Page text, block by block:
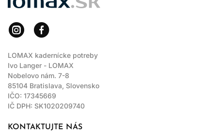
LOMAX kadernícke potreby
Ivo Langer - LOMAX
Nobelovo nám. 7-8
85104 Bratislava, Slovensko
IČO: 17345669
IČ DPH: SK1020209740
KONTAKTUJTE NÁS